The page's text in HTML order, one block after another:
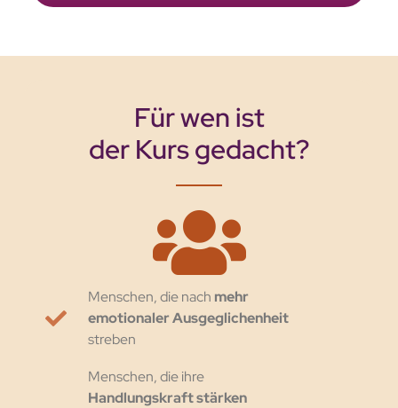
Für wen ist
der Kurs gedacht?
Menschen, die nach mehr
emotionaler Ausgeglichenheit
streben
Menschen, die ihre
Handlungskraft stärken